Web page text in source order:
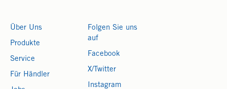
Über Uns
Produkte
Service
Für Händler
Folgen Sie uns
auf
Facebook
X/Twitter
Instagram